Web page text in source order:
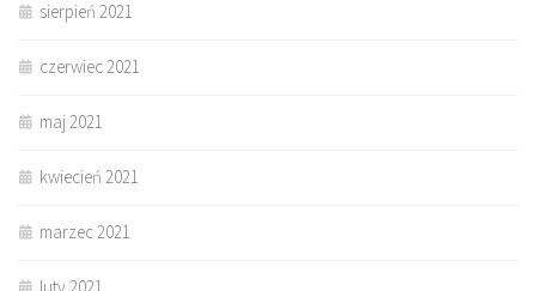
sierpień 2021
czerwiec 2021
maj 2021
kwiecień 2021
marzec 2021